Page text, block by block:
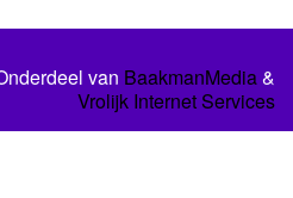
van BaakmanMedia&
Vrolijk Internet Services